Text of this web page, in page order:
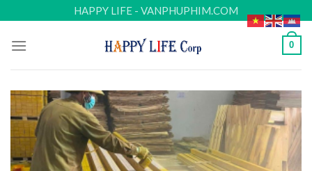
to
content
HAPPY LIFE - VANPHUPHIM.COM
0